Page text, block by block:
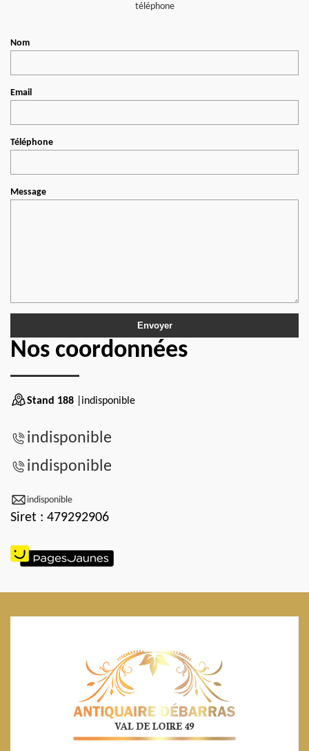
téléphone
Nom
Email
Téléphone
Message
Nos coordonnées
Stand 188 |indisponible
indisponible
indisponible
indisponible
Siret : 479292906